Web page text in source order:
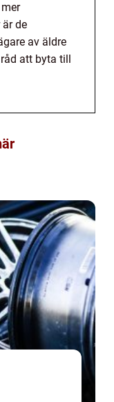
de
av äldre
att byta till